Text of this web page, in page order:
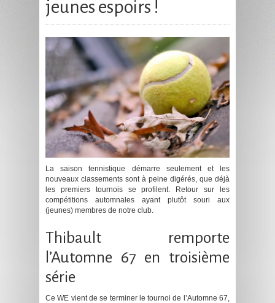
jeunes espoirs !
La saison tennistique démarre seulement et les
nouveaux classements sont à peine digérés, que déjà
les premiers tournois se profilent. Retour sur les
compétitions automnales ayant plutôt souri aux
(jeunes) membres de notre club.
Thibault remporte
l’Automne 67 en troisième
série
Ce WE vient de se terminer le tournoi de l’Automne 67,